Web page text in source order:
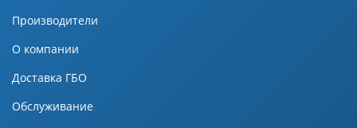
Производители
О компании
Доставка ГБО
Обслуживание